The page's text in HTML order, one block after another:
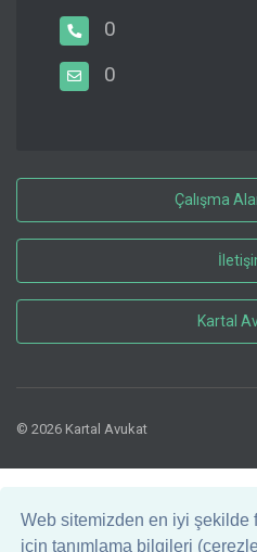
Web sitemizden en iyi şekilde
için tanımlama bilgileri
0
0
Çalışma
Kartal
© 2026 Kartal Avukat